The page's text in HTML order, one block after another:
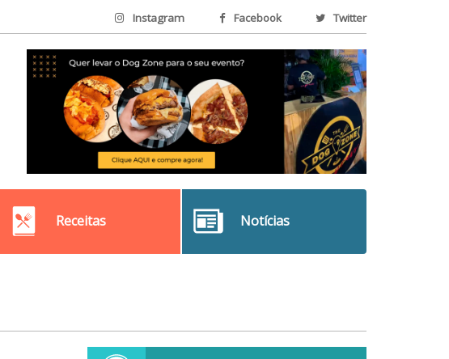
Instagram Facebook Twitter
Receitas Notícias